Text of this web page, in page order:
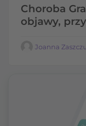
Choroba
objawy,
Joanna